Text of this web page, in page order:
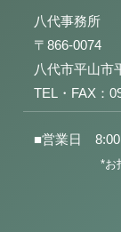
八代事務所
〒866-0074
八代市平山市
TEL・FAX：
■営業日 8:00
*お